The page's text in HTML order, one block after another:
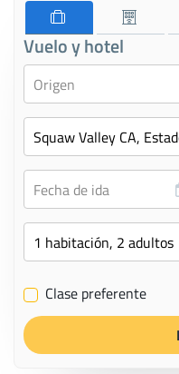
Vuelo y hotel
✔ Clase preferente